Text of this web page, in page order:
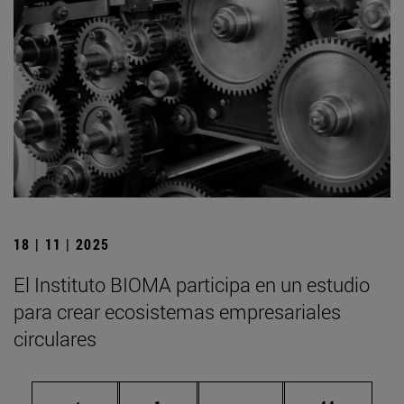
18 | 11 | 2025
El Instituto BIOMA participa en un estudio
para crear ecosistemas empresariales
circulares